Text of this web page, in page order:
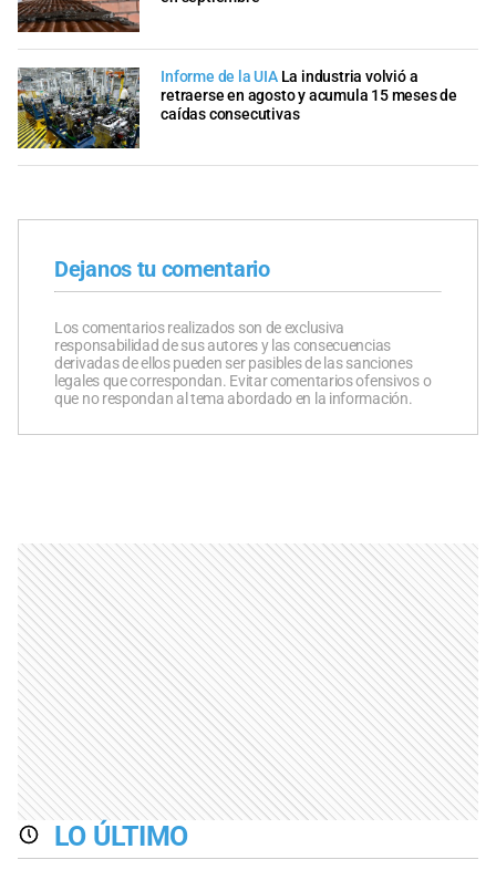
Informe de la UIA La industria volvió a
retraerse en agosto y acumula 15 meses de
caídas consecutivas
Dejanos tu comentario
Los comentarios realizados son de exclusiva
responsabilidad de sus autores y las consecuencias
derivadas de ellos pueden ser pasibles de las sanciones
legales que correspondan. Evitar comentarios ofensivos o
que no respondan al tema abordado en la información.
LO ÚLTIMO